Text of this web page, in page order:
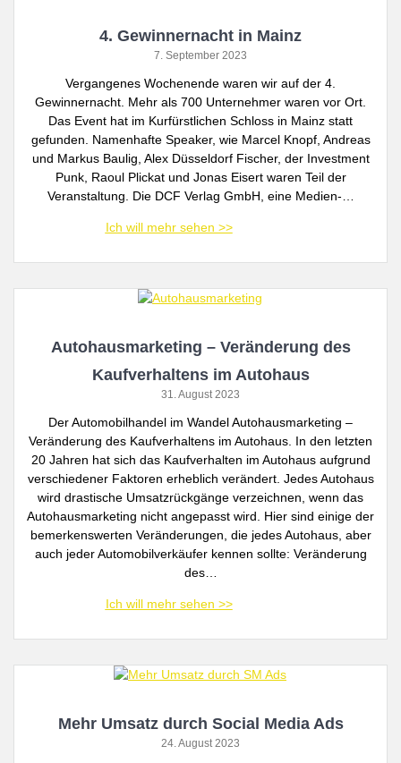
4. Gewinnernacht in Mainz
7. September 2023
Vergangenes Wochenende waren wir auf der 4.
Gewinnernacht. Mehr als 700 Unternehmer waren vor Ort.
Das Event hat im Kurfürstlichen Schloss in Mainz statt
gefunden. Namenhafte Speaker, wie Marcel Knopf, Andreas
und Markus Baulig, Alex Düsseldorf Fischer, der Investment
Punk, Raoul Plickat und Jonas Eisert waren Teil der
Veranstaltung. Die DCF Verlag GmbH, eine Medien-…
Autohausmarketing – Veränderung des
Kaufverhaltens im Autohaus
31. August 2023
Der Automobilhandel im Wandel Autohausmarketing –
Veränderung des Kaufverhaltens im Autohaus. In den letzten
20 Jahren hat sich das Kaufverhalten im Autohaus aufgrund
verschiedener Faktoren erheblich verändert. Jedes Autohaus
wird drastische Umsatzrückgänge verzeichnen, wenn das
Autohausmarketing nicht angepasst wird. Hier sind einige der
bemerkenswerten Veränderungen, die jedes Autohaus, aber
auch jeder Automobilverkäufer kennen sollte: Veränderung
des…
Mehr Umsatz durch Social Media Ads
24. August 2023